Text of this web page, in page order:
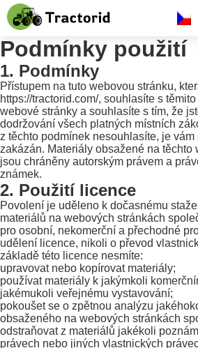
Podmínky použití
1. Podmínky
Přístupem na tuto webovou stránku,
https://tractorid.com/, souhlasíte s
webové stránky a souhlasíte s tím, že
dodržování všech platných místních
z těchto podmínek nesouhlasíte, je
zakázán. Materiály obsažené na těchto
jsou chráněny autorským právem a
známek.
2. Použití licence
Povolení je uděleno k dočasnému
materiálů na webových stránkách
pro osobní, nekomerční a přechodné
udělení licence, nikoli o převod
základě této licence nesmíte:
upravovat nebo kopírovat materiály;
používat materiály k jakýmkoli
jakémukoli veřejnému vystavování;
pokoušet se o zpětnou analýzu
obsaženého na webových stránkách
odstraňovat z materiálů jakékoli
právech nebo jiných vlastnických